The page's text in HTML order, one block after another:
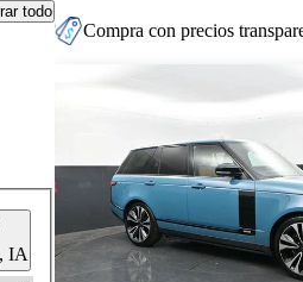
todo
IA
Compra con precios